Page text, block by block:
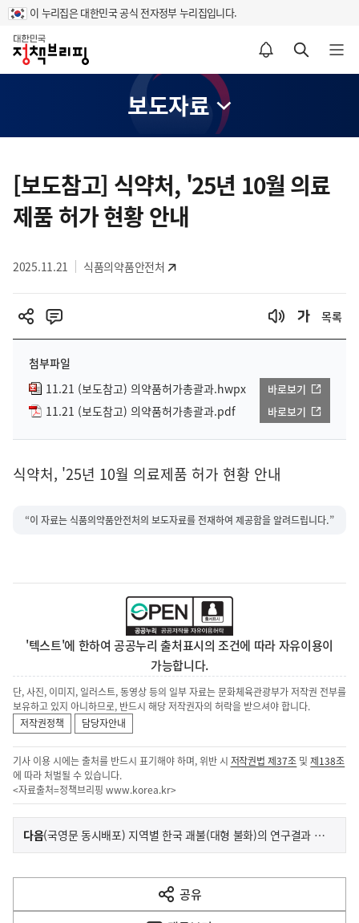
이 누리집은 대한민국 공식 전자정부 누리집입니다.
홈
알림설정 바로가기 검색 바로가기 메뉴 열기
보도자료
텐
츠
영
[보도참고] 식약처, '25년 10월 의료
제품 허가 현황 안내
2025.11.21 식품의약품안전처
목록
첨부파일
11.21 (보도참고) 의약품허가총괄과.hwpx
바로보기
11.21 (보도참고) 의약품허가총괄과.pdf 바로보기
식약처, '25년 10월 의료제품 허가 현황 안내
“이 자료는 식품의약품안전처의 보도자료를 전재하여 제공함을 알려드립니다.”
'텍스트'에 한하여 공공누리 출처표시의 조건에 따라 자유이용이
가능합니다.
단, 사진, 이미지, 일러스트, 동영상 등의 일부 자료는 문화체육관광부가 저작권 전부를
보유하고 있지 아니하므로, 반드시 해당 저작권자의 허락을 받으셔야 합니다.
저작권정책
담당자안내
기사 이용 시에는 출처를 반드시 표기해야 하며, 위반 시 저작권법 제37조 및제138조
에 따라 처벌될 수 있습니다.
<자료출처=정책브리핑 www.korea.kr>
이
전
다
음
다음기
사
(국영문 동시배포) 지역별 한국 괘불(대형 불화)의 연구결과 담은 영문 학술총서 발간
공유
열
기